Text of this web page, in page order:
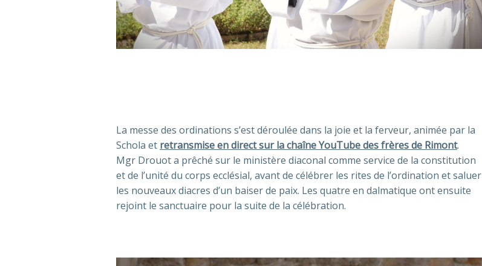
La messe des ordinations s’est déroulée dans la joie et la ferveur, animée par la
Schola et retransmise en direct sur la chaîne YouTube des frères de Rimont.
Mgr Drouot a prêché sur le ministère diaconal comme service de la constitution
et de l’unité du corps ecclésial, avant de célébrer les rites de l’ordination et saluer
les nouveaux diacres d’un baiser de paix. Les quatre en dalmatique ont ensuite
rejoint le sanctuaire pour la suite de la célébration.